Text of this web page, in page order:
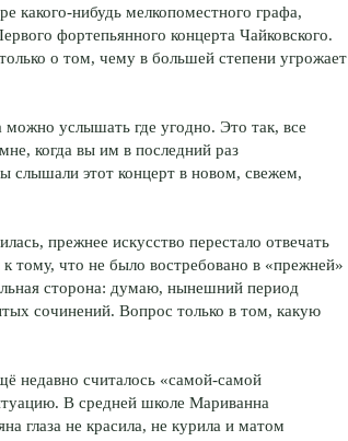
какого-нибудь мелкопоместного графа,
фортепьянного концерта Чайковского.
о том, чему в большей степени угрожает
услышать где угодно. Это так, все
когда вы им в последний раз
слышали этот концерт в новом, свежем,
прежнее искусство перестало отвечать
тому, что не было востребовано в «прежней»
сторона: думаю, нынешний период
сочинений. Вопрос только в том, какую
недавно считалось «самой-самой
В средней школе Мариванна
глаза не красила, не курила и матом